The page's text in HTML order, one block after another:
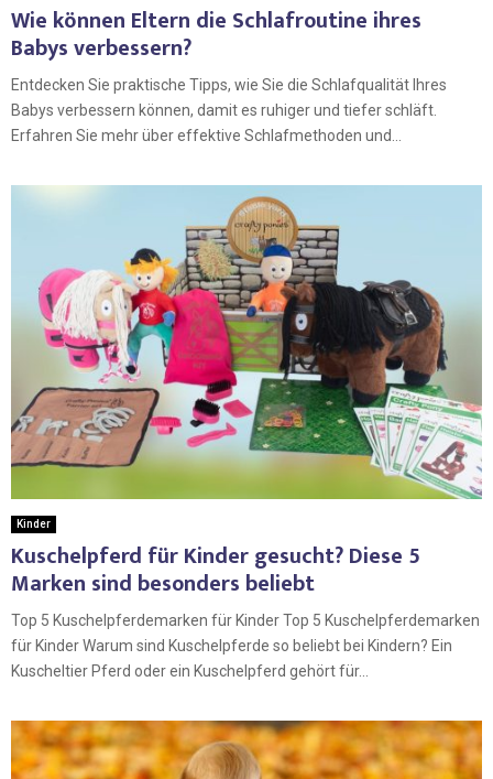
Wie können Eltern die Schlafroutine ihres
Babys verbessern?
Entdecken Sie praktische Tipps, wie Sie die Schlafqualität Ihres
Babys verbessern können, damit es ruhiger und tiefer schläft.
Erfahren Sie mehr über effektive Schlafmethoden und...
Kinder
Kuschelpferd für Kinder gesucht? Diese 5
Marken sind besonders beliebt
Top 5 Kuschelpferdemarken für Kinder Top 5 Kuschelpferdemarken
für Kinder Warum sind Kuschelpferde so beliebt bei Kindern? Ein
Kuscheltier Pferd oder ein Kuschelpferd gehört für...